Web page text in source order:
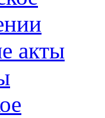
акты